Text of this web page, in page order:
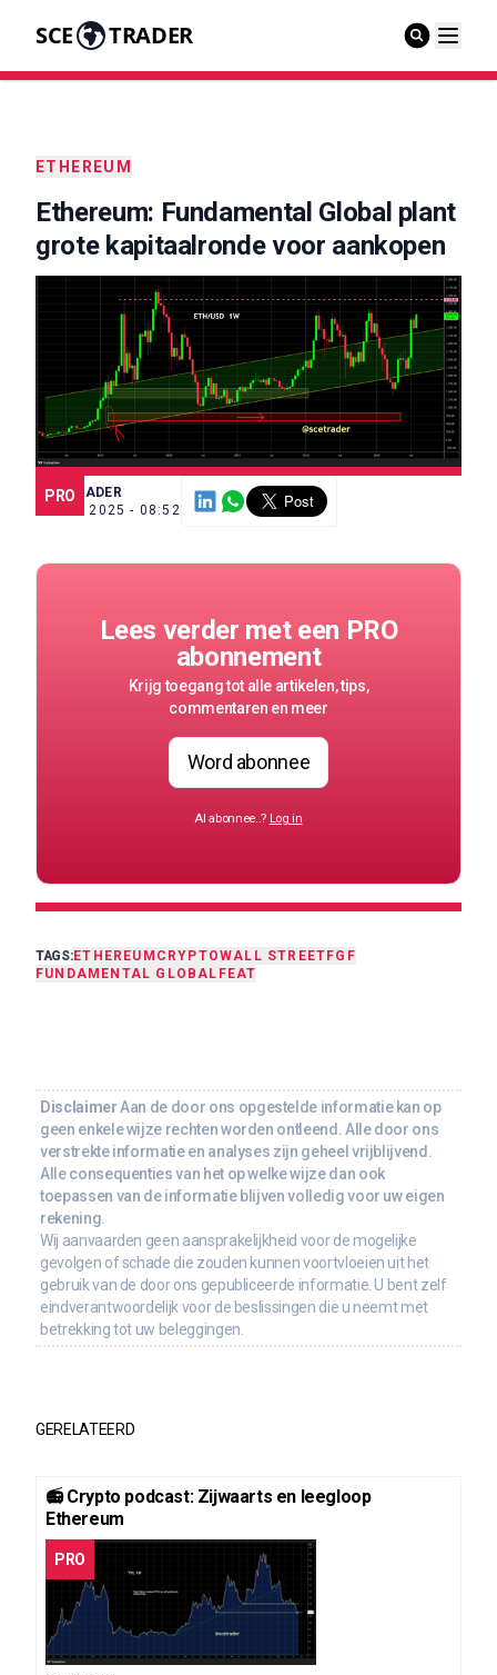
SCE TRADER
ETHEREUM
Ethereum: Fundamental Global plant
grote kapitaalronde voor aankopen
PRO
SCE TRADER
8 AUG. 2025 - 08:52
Lees verder met een PRO
abonnement
Krijg toegang tot alle artikelen, tips,
commentaren en meer
Word abonnee
Al abonnee..? Log in
TAGS:ETHEREUM CRYPTOWALL STREETFGF
FUNDAMENTAL GLOBAL FEAT
Disclaimer Aan de door ons opgestelde informatie kan op
geen enkele wijze rechten worden ontleend. Alle door ons
verstrekte informatie en analyses zijn geheel vrijblijvend.
Alle consequenties van het op welke wijze dan ook
toepassen van de informatie blijven volledig voor uw eigen
rekening.
Wij aanvaarden geen aansprakelijkheid voor de mogelijke
gevolgen of schade die zouden kunnen voortvloeien uit het
gebruik van de door ons gepubliceerde informatie. U bent zelf
eindverantwoordelijk voor de beslissingen die u neemt met
betrekking tot uw beleggingen.
GERELATEERD
📻 Crypto podcast: Zijwaarts en leegloop
Ethereum
PRO